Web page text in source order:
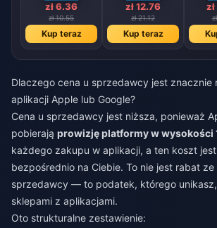
zł 6.36
zł 10.55
Kup teraz
zł 12.76
zł 21.12
Kup teraz
Dlaczego cena u sprzedawcy jest znacznie
aplikacji Apple lub Google?
Cena u sprzedawcy jest niższa, ponieważ
pobierają prowizję platformy w wysokości
każdego zakupu w aplikacji, a ten koszt
bezpośrednio na Ciebie. To nie jest rabat
sprzedawcy — to podatek, którego
sklepami z aplikacjami.
Oto strukturalne zestawienie: